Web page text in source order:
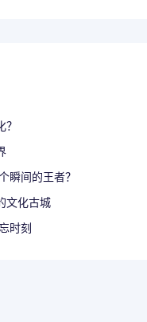
瞬间的王者？
文化古城
时刻